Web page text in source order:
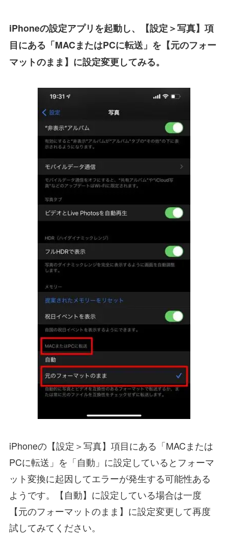
iPhoneの設定アプリを起動し、【設定＞写真】項
目にある「MACまたはPCに転送」を【元のフォー
マットのまま】に設定変更してみる。
iPhoneの【設定＞写真】項目にある「MACまたは
PCに転送」を「自動」に設定しているとフォーマ
ット変換に起因してエラーが発生する可能性ある
ようです。【自動】に設定している場合は一度
【元のフォーマットのまま】に設定変更して再度
試してみてください。